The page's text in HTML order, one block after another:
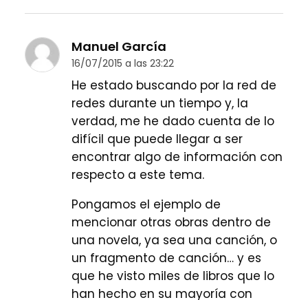
Manuel García
16/07/2015 a las 23:22
He estado buscando por la red de
redes durante un tiempo y, la
verdad, me he dado cuenta de lo
difícil que puede llegar a ser
encontrar algo de información con
respecto a este tema.
Pongamos el ejemplo de
mencionar otras obras dentro de
una novela, ya sea una canción, o
un fragmento de canción… y es
que he visto miles de libros que lo
han hecho en su mayoría con